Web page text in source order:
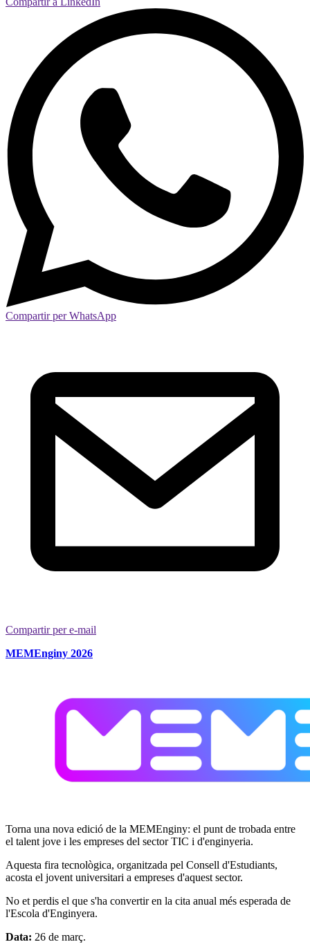
Compartir per WhatsApp
Compartir per e-mail
MEMEnginy 2026
Torna una nova edició de la MEMEnginy: el punt de trobada entre
el talent jove i les empreses del sector TIC i d'enginyeria.
Aquesta fira tecnològica, organitzada pel Consell d'Estudiants,
acosta el jovent universitari a empreses d'aquest sector.
No et perdis el que s'ha convertir en la cita anual més esperada de
l'Escola d'Enginyera.
Data: 26 de març.